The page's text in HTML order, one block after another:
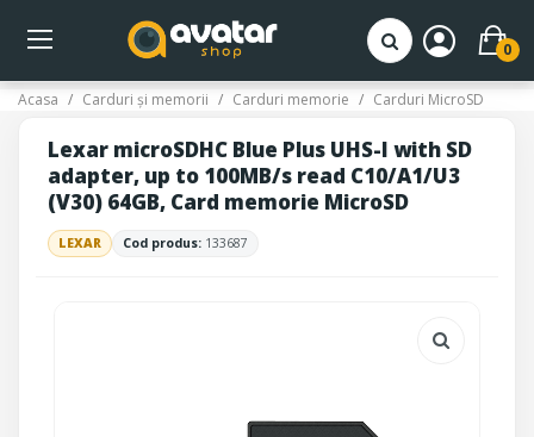
0
Acasa Carduri și memorii Carduri memorie Carduri MicroSD
Lexar microSDHC Blue Plus UHS-I with SD
adapter, up to 100MB/s read C10/A1/U3
(V30) 64GB, Card memorie MicroSD
LEXAR Cod produs: 133687